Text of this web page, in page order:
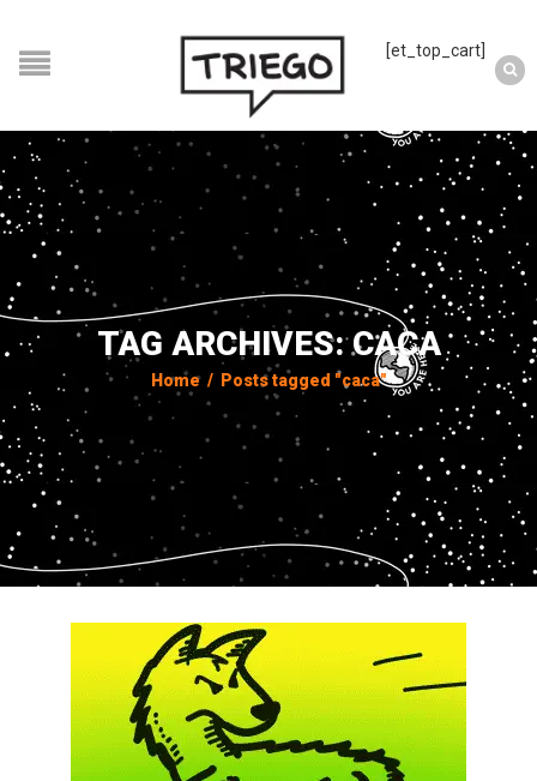
[et_top_cart]
TAG ARCHIVES: CACA
Home / Posts tagged "caca"